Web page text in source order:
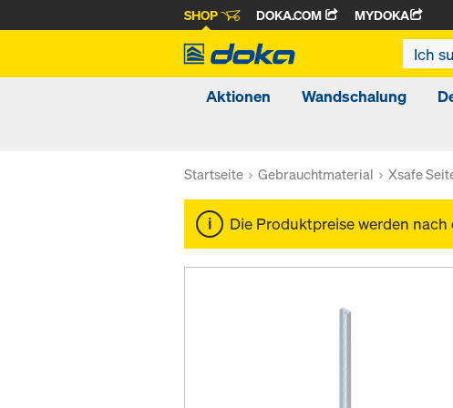
SHOP DOKA.COM MYDOKA
Aktionen Wandschalung
Startseite Gebrauchtmaterial Xsafe
Die Produktpreise werden nach